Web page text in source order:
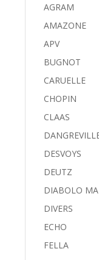
AGRAM
AMAZONE
APV
BUGNOT
CARUELLE
CHOPIN
CLAAS
DESVOYS
DEUTZ
DIABOLO
DIVERS
ECHO
FELLA